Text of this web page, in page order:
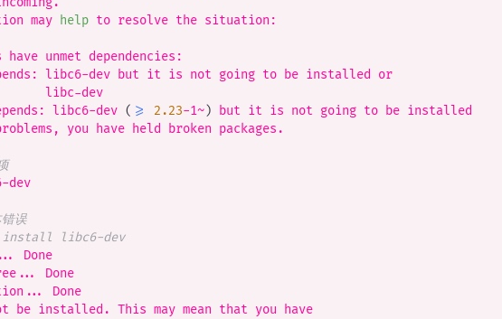
may help to resolve the situation:
unmet dependencies:
libc6-dev but it is not going to be installed or
libc-dev
libc6-dev ( >= 2.23-1~) but it is not going to be installed
you have held broken packages.
dev
误
install libc6-dev
... Done
... Done
... Done
be installed. This may mean that you have